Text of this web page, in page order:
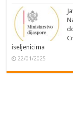
iseljenicima
22/01/2025